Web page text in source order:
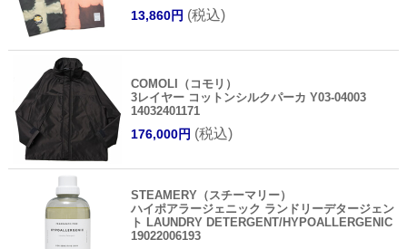
13,860円 (税込)
COMOLI（コモリ）
3レイヤー コットンシルクパーカ Y03-04003
14032401171
176,000円 (税込)
STEAMERY（スチーマリー）
ハイポアラージェニック ランドリーデタージェン
ト LAUNDRY DETERGENT/HYPOALLERGENIC
19022006193